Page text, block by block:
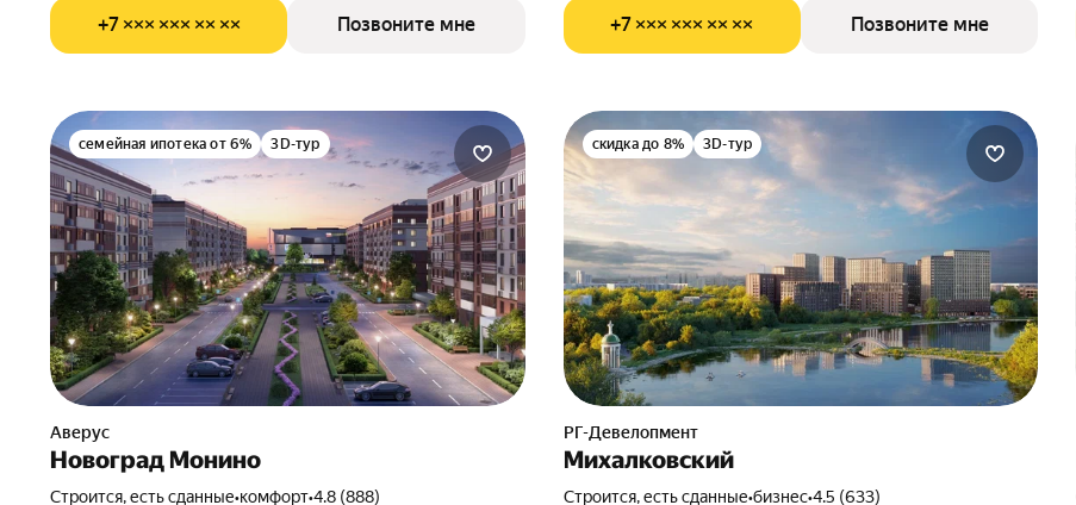
+7 ××× ××× ×× ×× Позвоните мне +7 ××× ××× ×× ×× Позвоните мне
семейная ипотека от 6% 3D-тур
Аверус
Новоград Монино
Строится, есть сданные•комфорт•4.8 (888)
скидка до 8% 3D-тур
РГ-Девелопмент
Михалковский
Строится, есть сданные•бизнес•4.5 (633)